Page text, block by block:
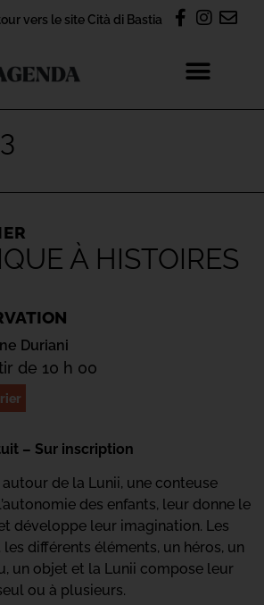
vers le site Cità di Bastia
À HISTOIRES
Duriani
de 10 h 00
– Sur inscription
de la Lunii, une conteuse
des enfants, leur donne le
développe leur imagination. Les
différents éléments, un héros, un
un objet et la Lunii compose leur
ou à plusieurs.